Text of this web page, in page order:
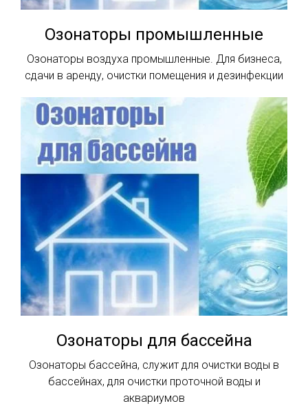
Озонаторы промышленные
Озонаторы воздуха промышленные. Для бизнеса,
сдачи в аренду, очистки помещения и дезинфекции
Озонаторы для бассейна
Озонаторы бассейна, служит для очистки воды в
бассейнах, для очистки проточной воды и
аквариумов